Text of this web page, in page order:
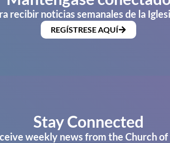
recibir noticias semanales de la
REGÍSTRESE AQUÍ
Stay Connected
weekly news from the Church